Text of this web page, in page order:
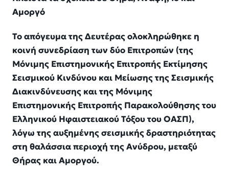
Αμοργό
Το απόγευμα της Δευτέρας ολοκληρώθηκε η
κοινή συνεδρίαση των δύο Επιτροπών (της
Μόνιμης Eπιστημονικής Eπιτροπής Εκτίμησης
Σεισμικού Κινδύνου και Μείωσης της Σεισμικής
Διακινδύνευσης και της Μόνιμης
Επιστημονικής Επιτροπής Παρακολούθησης του
Ελληνικού Ηφαιστειακού Τόξου του ΟΑΣΠ),
λόγω της αυξημένης σεισμικής δραστηριότητας
στη θαλάσσια περιοχή της Ανύδρου, μεταξύ
Θήρας και Αμοργού.